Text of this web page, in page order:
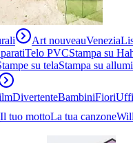
Art nouveauVenezia
Telo PVCStampa su
su telaStampa su
DivertenteBambiniFiori
Il tuo mottoLa tua canzone